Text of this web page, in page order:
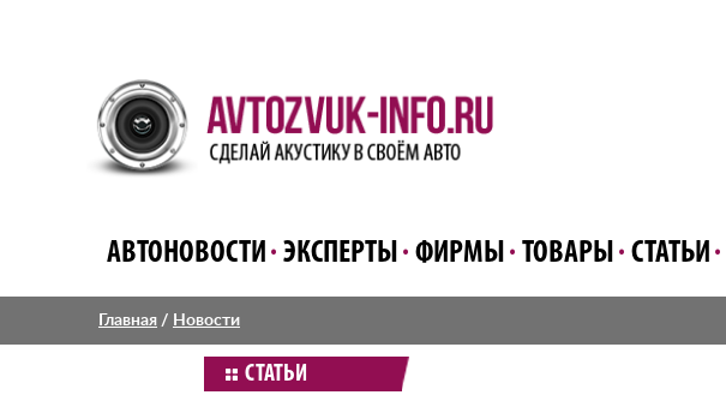
АВТОНОВОСТИ ЭКСПЕРТЫ ФИРМЫ ТОВАРЫ СТАТЬИ
Главная / Новости
СТАТЬИ